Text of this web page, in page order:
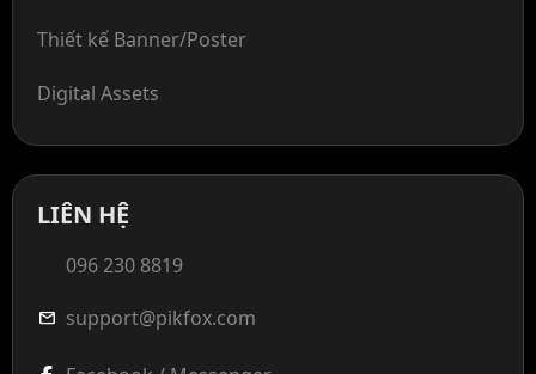
Thiết kế Banner/Poster
Digital Assets
LIÊN HỆ
096 230 8819
mail support@pikfox.com